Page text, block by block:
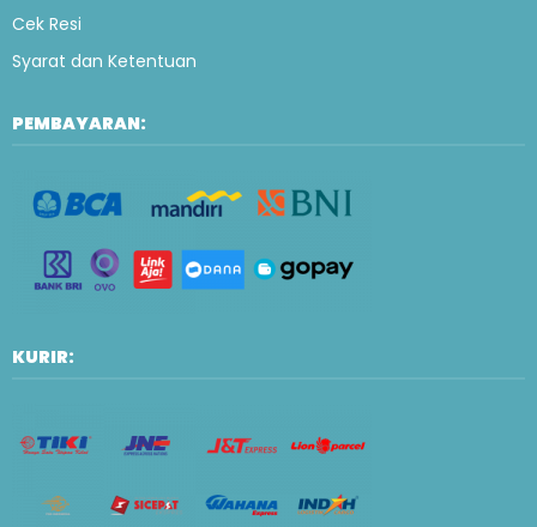
Cek Resi
Syarat dan Ketentuan
PEMBAYARAN:
KURIR: